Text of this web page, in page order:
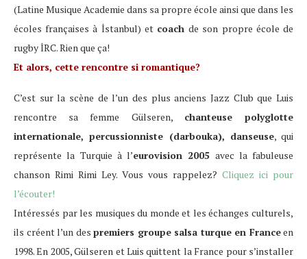
(Latine Musique Academie dans sa propre école ainsi que dans les
écoles françaises à İstanbul) et coachde son propre école de
rugby İRC. Rien que ça!
Et alors, cette rencontre si romantique?
C’est sur la scène de l’un des plus anciens Jazz Club que Luis
rencontre sa femme Gülseren, chanteuse polyglotte
internationale, percussionniste (darbouka), danseuse, qui
représente la Turquie à l’eurovision 2005 avec la fabuleuse
chanson Rimi Rimi Ley. Vous vous rappelez? Cliquez ici pour
l’écouter!
Intéressés par les musiques du monde et les échanges culturels,
ils créent l’un des premiers groupe salsa turque en Franceen
1998. En 2005, Gülseren et Luis quittent la France pour s’installer